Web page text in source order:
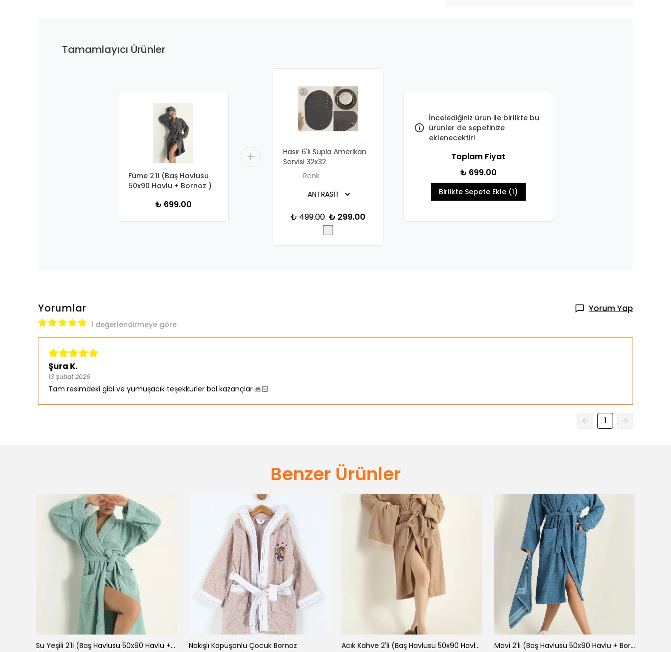
Tamamlayıcı Ürünler
Füme 2'li (Baş Havlusu
50x90 Havlu + Bornoz )
₺ 699.00
Hasır 6'lı Supla Amerikan
Servisi 32x32
Renk
₺ 499.00 ₺ 299.00
İncelediğiniz ürün ile birlikte bu
ürünler de sepetinize
eklenecektir!
Toplam Fiyat
₺ 699.00
Birlikte Sepete Ekle (1)
Yorumlar Yorum Yap
1 değerlendirmeye göre
Şura K.
13 Şubat 2026
Tam resimdeki gibi ve yumuşacık teşekkürler bol kazançlar 🙏🏻
1
Benzer Ürünler
Su Yeşili 2'li (Baş Havlusu 50x90 Havlu + Bornoz ) Nakışlı Kapüşonlu Çocuk Bornoz Acık Kahve 2'li (Baş Havlusu 50x90 Havlu + Bornoz ) Mavi 2'li (Baş Havlusu 50x90 Havlu + Bornoz )